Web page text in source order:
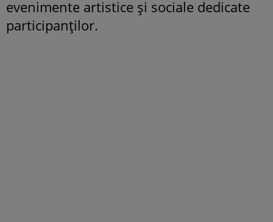
evenimente artistice și sociale dedicate
participanților.